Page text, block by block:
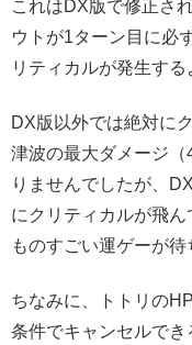
これはDX版で修正さ
ウトが1ターン目に必
リティカルが発生する
DX版以外では絶対に
津波の最大ダメージ
りませんでしたが、
にクリティカルが飛
ものすごい運ゲーが待
ちなみに、トトリの
条件でキャンセルで